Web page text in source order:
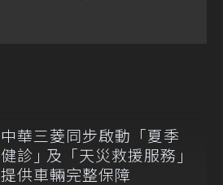
中華三菱同步啟動「夏季
健診｣ 及「天災救援服務｣
提供車輛完整保障